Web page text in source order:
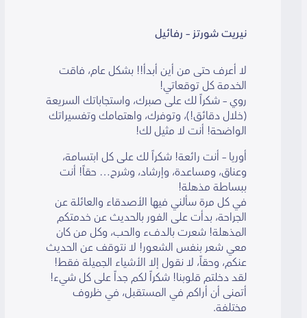
نيريت شورتز – رفائيل
لا أعرف حتى من أين أبدأ!! بشكل عام، فاقت
الخدمة كل توقعاتي!
روي – شكراً لك على صبرك، واستجاباتك السريعة
(خلال دقائق!)، وتوفرك، واهتمامك وتفسيراتك
الواضحة! أنت لا مثيل لك!
أوريا – أنت رائعة! شكراً لك على كل ابتسامة،
وعناق، ومساعدة، وإرشاد، وشرح… حقاً! أنت
ببساطة مذهلة!
في كل مرة سألني فيها الأصدقاء والعائلة عن
الجراحة، بدأت على الفور بالحديث عن خدمتكم
المذهلة! شعرت بالدفء والحب، وكل من كان
معي شعر بنفس الشعور! لا نتوقف عن الحديث
عنكم، وحقاً، لا نقول إلا الأشياء الجميلة فقط!
لقد دخلتم قلوبنا! شكراً لكم جداً على كل شيء!
أتمنى أن أراكم في المستقبل، في ظروف
مختلفة.